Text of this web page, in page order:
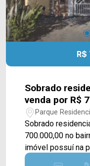
Sobrado
venda por R$
Jaguari em
Parque
Sobrado
700.000,00 no
imóvel possuí na
sala de TV, copa/